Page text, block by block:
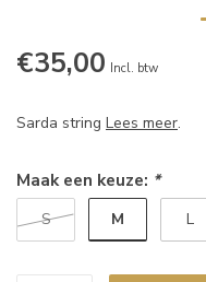
€35,00 Incl. btw
Sarda string Lees meer.
Maak een keuze: *
S M L